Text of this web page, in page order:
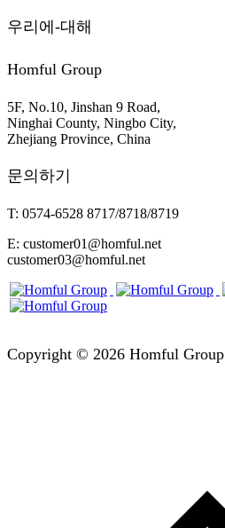
우리에-대해
Homful Group
5F, No.10, Jinshan 9 Road,
Ninghai County, Ningbo City,
Zhejiang Province, China
문의하기
T: 0574-6528 8717/8718/8719
E: customer01@homful.net
customer03@homful.net
Copyright © 2026 Homful Group